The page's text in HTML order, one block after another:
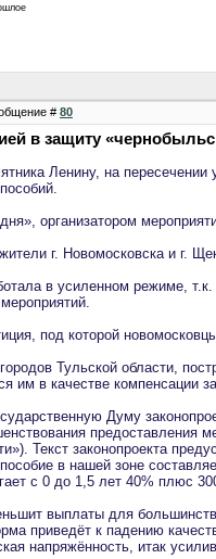
# 80
в защиту
Ленину, на
организатором
г. Новомосковска и г.
в усиленном режиме,
под которой
Тульской области,
в качестве компенсации
Думу
предоставления
Текст законопроекта
в нашей зоне
с 0 до 1,5 лет 40% плюс
выплаты для
приведёт к падению
напряжённость, итак